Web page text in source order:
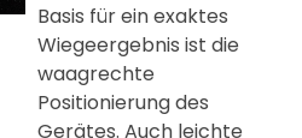
Basis für ein exaktes
Wiegeergebnis ist die
waagrechte
Positionierung des
Gerätes. Auch leichte